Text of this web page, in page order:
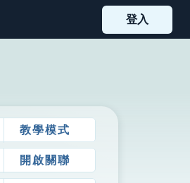
登入
教學模式
開啟關聯